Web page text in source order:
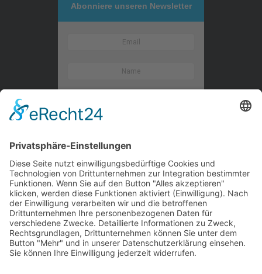
Abonniere unseren Newsletter
Kontaktieren Sie uns
WalBee
Bizzmade GmbH
Gießereistraße 29
83022 Rosenheim
Tel.:+49 8031 282 09 50